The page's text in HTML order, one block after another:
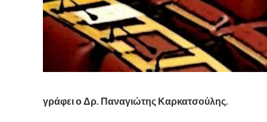
γράφει ο Δρ. Παναγιώτης Καρκατσούλης.